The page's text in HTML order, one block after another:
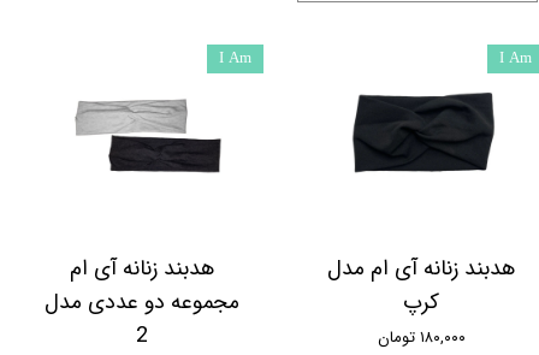
هدبند زنانه آی ام مدل
کرپ
۱۸۰,۰۰۰ تومان
I Am
هدبند زنانه آی ام
مجموعه دو عددی مدل
2
I Am